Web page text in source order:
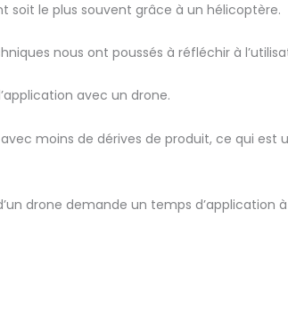
soit le plus souvent grâce à un hélicoptère.
nous ont poussés à réfléchir à
avec un drone.
moins de dérives de produit, ce qui
drone demande un temps d’application